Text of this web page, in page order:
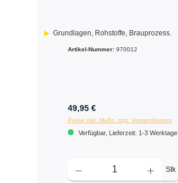
Grundlagen, Rohstoffe, Brauprozess.
Artikel-Nummer: 970012
49,95 €
Preise inkl. MwSt. zzgl. Versandkosten
Verfügbar, Lieferzeit: 1-3 Werktage
Stk